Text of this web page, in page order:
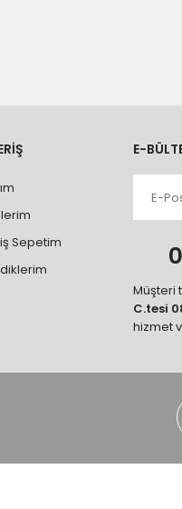
alınmaz veya
montajını yapacak olan
Sepetim
E-
Müşteri
C.tesi
hizmet